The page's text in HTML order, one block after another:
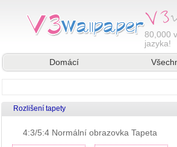
80,000
jazyka!
Domácí
Rozlišení tapety
4:3/5:4 Normální obrazovka Tapeta